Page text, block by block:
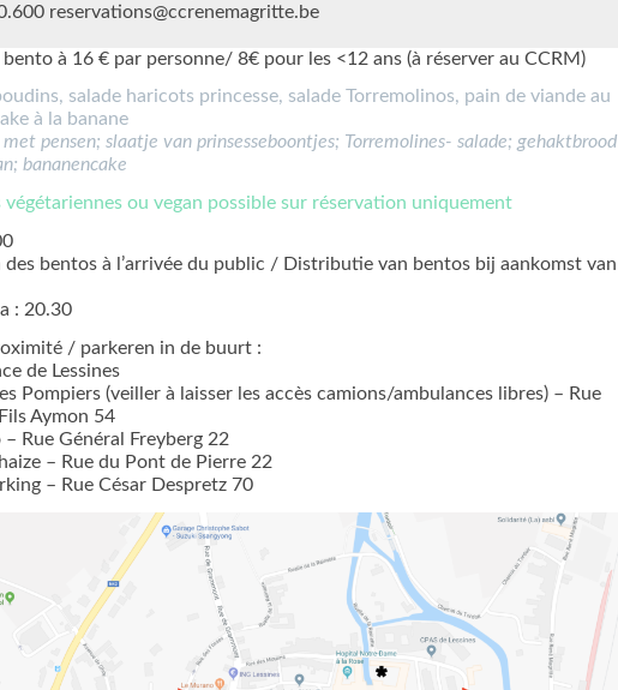
reservations@ccrenemagritte.be
à 16 € par personne/ 8€ pour les <12 ans (à réserver au CCRM)
salade haricots princesse, salade Torremolinos, pain de viande au
à la banane
pensen; slaatje van prinsesseboontjes; Torremolines- salade; gehaktbrood
bananencake
ou vegan possible sur réservation uniquement
bentos à l’arrivée du public / Distributie van bentos bij aankomst van
: 20.30
/ parkeren in de buurt :
de Lessines
Pompiers (veiller à laisser les accès camions/ambulances libres) – Rue
Aymon 54
– Rue Général Freyberg 22
– Rue du Pont de Pierre 22
– Rue César Despretz 70